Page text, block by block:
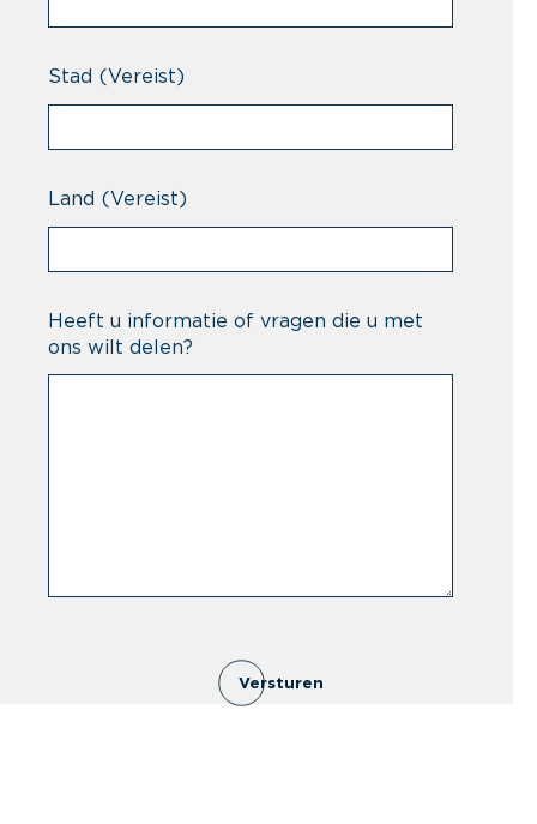
Stad (Vereist)
Land (Vereist)
Heeft u informatie of vragen die u met
ons wilt delen?
Versturen